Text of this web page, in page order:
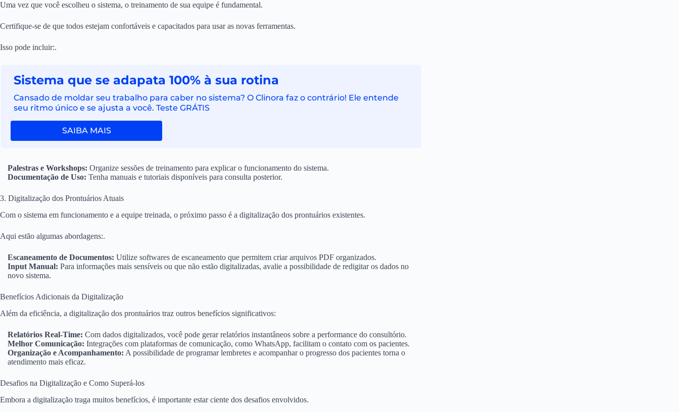
Uma vez que você escolheu o sistema, o treinamento de sua equipe é fundamental.
Certifique-se de que todos estejam confortáveis e capacitados para usar as novas ferramentas.
Isso pode incluir:.
Sistema que se adapata 100% à sua rotina
Cansado de moldar seu trabalho para caber no sistema? O Clinora faz o contrário! Ele entende
seu ritmo único e se ajusta a você. Teste GRÁTIS
SAIBA MAIS
Palestras e Workshops: Organize sessões de treinamento para explicar o funcionamento do sistema.
Documentação de Uso: Tenha manuais e tutoriais disponíveis para consulta posterior.
3. Digitalização dos Prontuários Atuais
Com o sistema em funcionamento e a equipe treinada, o próximo passo é a digitalização dos prontuários existentes.
Aqui estão algumas abordagens:.
Escaneamento de Documentos: Utilize softwares de escaneamento que permitem criar arquivos PDF organizados.
Input Manual: Para informações mais sensíveis ou que não estão digitalizadas, avalie a possibilidade de redigitar os dados no
novo sistema.
Benefícios Adicionais da Digitalização
Além da eficiência, a digitalização dos prontuários traz outros benefícios significativos:
Relatórios Real-Time: Com dados digitalizados, você pode gerar relatórios instantâneos sobre a performance do consultório.
Melhor Comunicação: Integrações com plataformas de comunicação, como WhatsApp, facilitam o contato com os pacientes.
Organização e Acompanhamento: A possibilidade de programar lembretes e acompanhar o progresso dos pacientes torna o
atendimento mais eficaz.
Desafios na Digitalização e Como Superá-los
Embora a digitalização traga muitos benefícios, é importante estar ciente dos desafios envolvidos.